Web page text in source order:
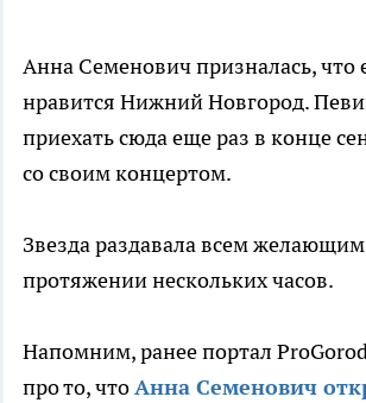
Анна Семенович призналась, что
нравится Нижний Новгород.
приехать сюда еще раз в конце
со своим концертом.
Звезда раздавала всем
протяжении нескольких часов.
Напомним, ранее портал
про то, чтоАнна Семенович